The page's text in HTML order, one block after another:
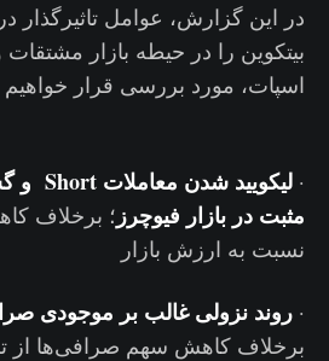
در این گزارش، عوامل تاثیرگذار
بیتکوین را در حیطه بازار
اسپات، مورد بررسی قرار خواهیم
· لیکویید شدن معاملات Short
و
مثبت در بازار فیوچرز ؛ برخلاف
نسبت به ارزش بازار
· روند نزولی غالب بر موجودی
برخلاف کاهش سهم صرافی‌ها از